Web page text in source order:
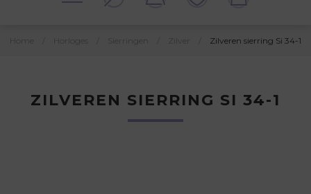
Zilveren sierring Si 34-1
ZILVEREN SIERRING SI 34-1